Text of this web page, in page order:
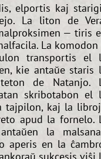
elportis kaj
La liton de
— tiris
La
transportis el
kie antaŭe staris
de Natanjo.
skribotabon el
tajpilon, kaj la
apud la fornelo.
la
aperis en la